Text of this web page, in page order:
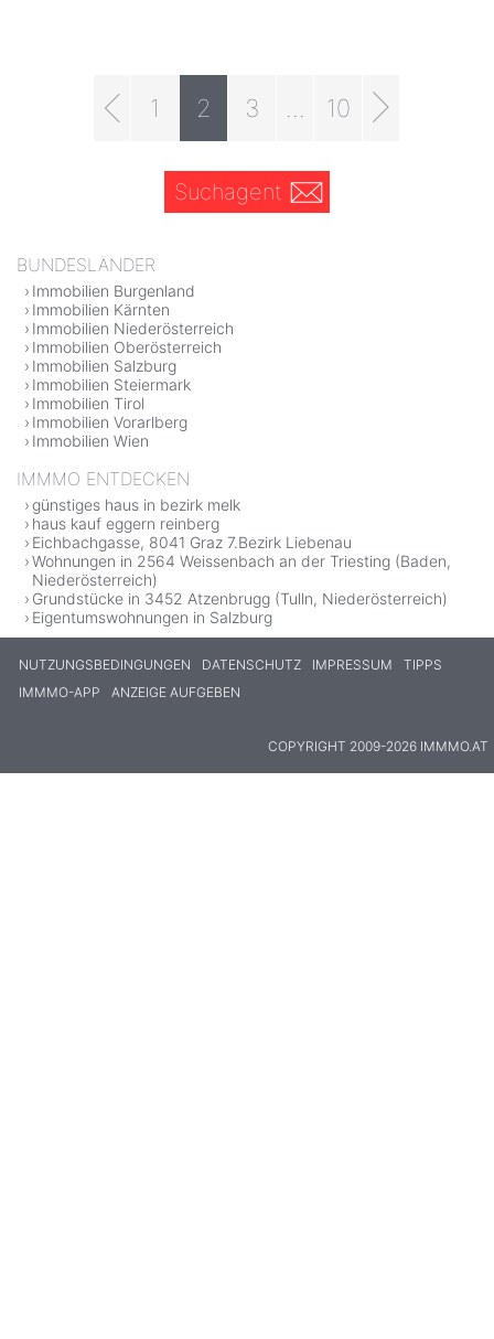
1 2 3 10
Suchagent
BUNDESLÄNDER
Immobilien Burgenland
Immobilien Kärnten
Immobilien Niederösterreich
Immobilien Oberösterreich
Immobilien Salzburg
Immobilien Steiermark
Immobilien Tirol
Immobilien Vorarlberg
Immobilien Wien
IMMMO ENTDECKEN
günstiges haus in bezirk melk
haus kauf eggern reinberg
Eichbachgasse, 8041 Graz 7.Bezirk Liebenau
Wohnungen in 2564 Weissenbach an der Triesting (Baden,
Niederösterreich)
Grundstücke in 3452 Atzenbrugg (Tulln, Niederösterreich)
Eigentumswohnungen in Salzburg
NUTZUNGSBEDINGUNGEN DATENSCHUTZ IMPRESSUM
TIPPS
IMMMO-APP
ANZEIGE AUFGEBEN
COPYRIGHT 2009-2026 IMMMO.AT